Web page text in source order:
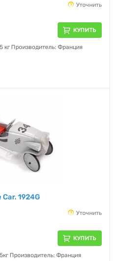
Уточнить
КУПИТЬ
кг Производитель: Франция
1924G
Уточнить
КУПИТЬ
Производитель: Франция